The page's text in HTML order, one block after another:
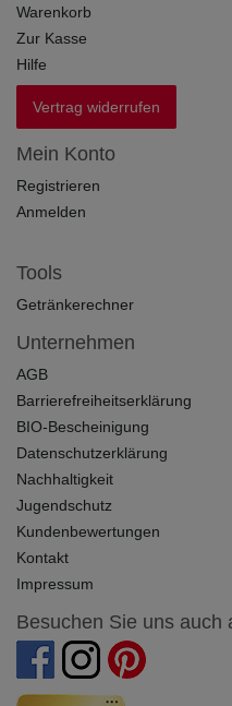
Warenkorb
Zur Kasse
Hilfe
Vertrag widerrufen
Mein Konto
Registrieren
Anmelden
Tools
Getränkerechner
Unternehmen
AGB
Barrierefreiheitserklärung
BIO-Bescheinigung
Datenschutzerklärung
Nachhaltigkeit
Jugendschutz
Kundenbewertungen
Kontakt
Impressum
Besuchen Sie uns auch